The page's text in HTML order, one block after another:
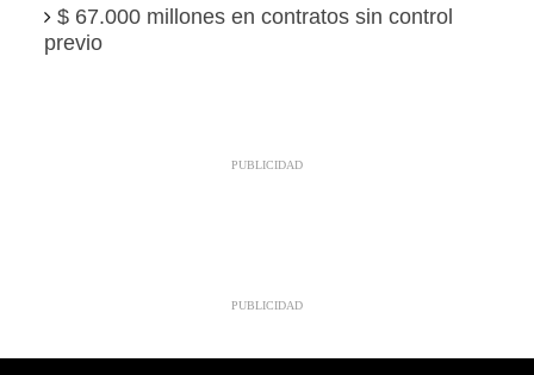
$ 67.000 millones en contratos sin control
previo